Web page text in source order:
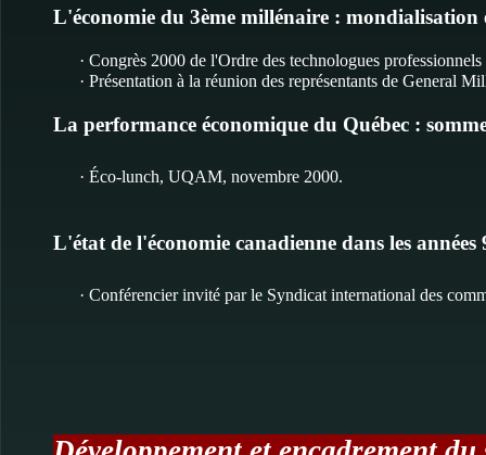
L'économie du 3ème millénaire : mondialisation
· Congrès 2000 de l'Ordre des technologues
· Présentation à la réunion des représentants de General
La performance économique du Québec :
· Éco-lunch, UQAM, novembre 2000.
L'état de l'économie canadienne dans les
· Conférencier invité par le Syndicat international des